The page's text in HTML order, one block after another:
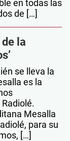
en todas las
de […]
la
se lleva la
es la
Mesalla
para su
[…]